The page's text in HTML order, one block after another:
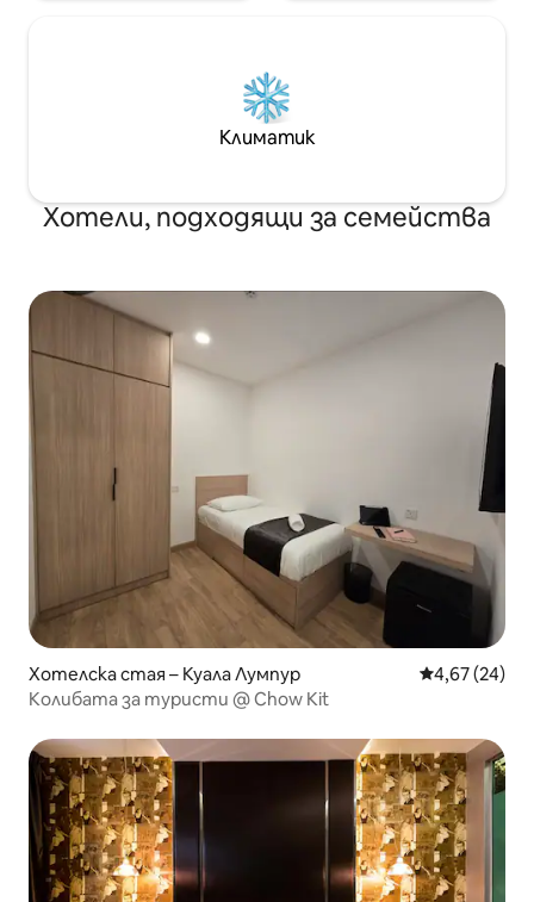
Климатик
Хотели, подходящи за семейства
Хотелска стая – Куала Лумпур Средна
4,67 (24)
Колибата за туристи @ Chow Kit